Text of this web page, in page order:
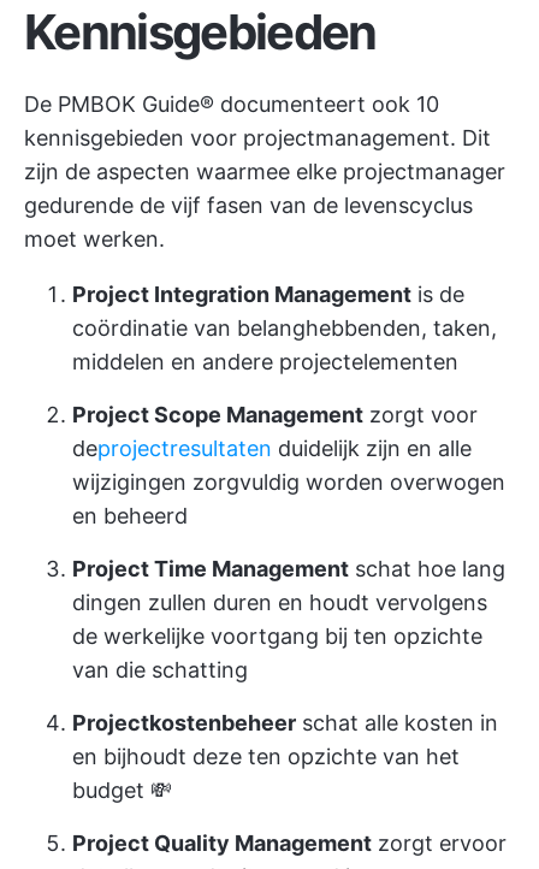
Kennisgebieden
De PMBOK Guide® documenteert ook 10
kennisgebieden voor projectmanagement. Dit
zijn de aspecten waarmee elke projectmanager
gedurende de vijf fasen van de levenscyclus
moet werken.
Project Integration Management is de
coördinatie van belanghebbenden, taken,
middelen en andere projectelementen
Project Scope Management zorgt voor
deprojectresultaten duidelijk zijn en alle
wijzigingen zorgvuldig worden overwogen
en beheerd
Project Time Management schat hoe lang
dingen zullen duren en houdt vervolgens
de werkelijke voortgang bij ten opzichte
van die schatting
Projectkostenbeheer schat alle kosten in
en bijhoudt deze ten opzichte van het
budget 💸
Project Quality Management zorgt ervoor